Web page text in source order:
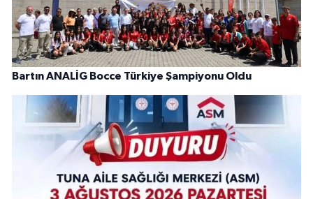
Bartın ANALİG Bocce Türkiye Şampiyonu Oldu